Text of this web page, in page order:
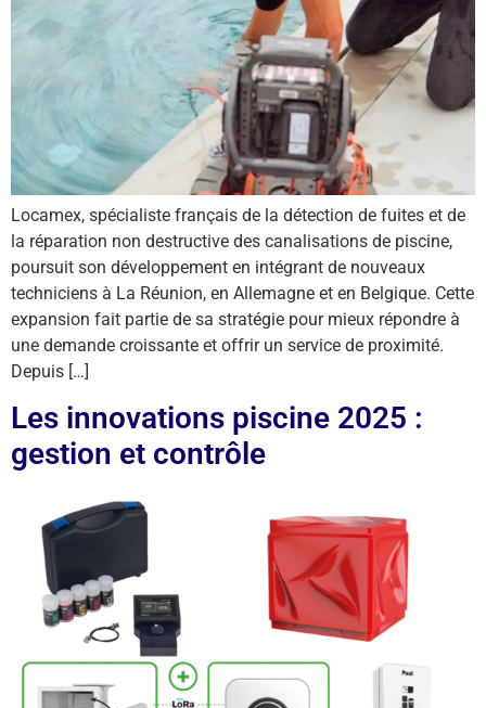
Locamex, spécialiste français de la détection de fuites et de
la réparation non destructive des canalisations de piscine,
poursuit son développement en intégrant de nouveaux
techniciens à La Réunion, en Allemagne et en Belgique. Cette
expansion fait partie de sa stratégie pour mieux répondre à
une demande croissante et offrir un service de proximité.
Depuis […]
Les innovations piscine 2025 :
gestion et contrôle